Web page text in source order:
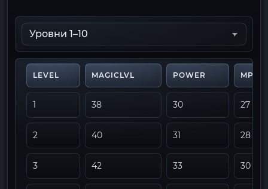
LEVEL MAGICLVL POWER
1 38 30 27
2 40 31 28
3 42 33 30